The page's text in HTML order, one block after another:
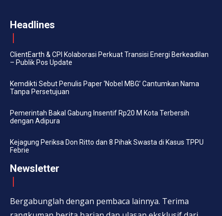
Headlines
ClientEarth & CPI Kolaborasi Perkuat Transisi Energi Berkeadilan
– Publik Pos Update
Kemdikti Sebut Penulis Paper ‘Nobel MBG’ Cantumkan Nama
Tanpa Persetujuan
Pemerintah Bakal Gabung Insentif Rp20 M Kota Terbersih
dengan Adipura
Kejagung Periksa Don Ritto dan 8 Pihak Swasta di Kasus TPPU
Febrie
Newsletter
Bergabunglah dengan pembaca lainnya. Terima